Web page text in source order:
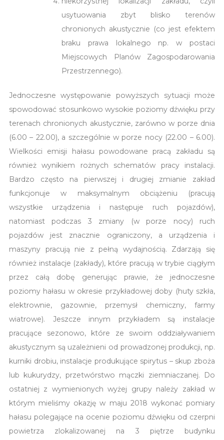
usytuowania zbyt blisko terenów
chronionych akustycznie (co jest efektem
braku prawa lokalnego np. w postaci
Miejscowych Planów Zagospodarowania
Przestrzennego).
Jednoczesne występowanie powyższych sytuacji może
spowodować stosunkowo wysokie poziomy dźwięku przy
terenach chronionych akustycznie, zarówno w porze dnia
(6.00 – 22.00), a szczególnie w porze nocy (22.00 – 6.00).
Wielkości emisji hałasu powodowane pracą zakładu są
również wynikiem rożnych schematów pracy instalacji.
Bardzo często na pierwszej i drugiej zmianie zakład
funkcjonuje w maksymalnym obciążeniu (pracują
wszystkie urządzenia i następuje ruch pojazdów),
natomiast podczas 3 zmiany (w porze nocy) ruch
pojazdów jest znacznie ograniczony, a urządzenia i
maszyny pracują nie z pełną wydajnością. Zdarzają się
również instalacje (zakłady), które pracują w trybie ciągłym
przez całą dobę generując prawie, że jednoczesne
poziomy hałasu w okresie przykładowej doby (huty szkła,
elektrownie, gazownie, przemysł chemiczny, farmy
wiatrowe). Jeszcze innym przykładem są instalacje
pracujące sezonowo, które ze swoim oddziaływaniem
akustycznym są uzależnieni od prowadzonej produkcji, np.
kurniki drobiu, instalacje produkujące spirytus – skup zboża
lub kukurydzy, przetwórstwo mączki ziemniaczanej. Do
ostatniej z wymienionych wyżej grupy należy zakład w
którym mieliśmy okazję w maju 2018 wykonać pomiary
hałasu polegające na ocenie poziomu dźwięku od czerpni
powietrza zlokalizowanej na 3 piętrze budynku